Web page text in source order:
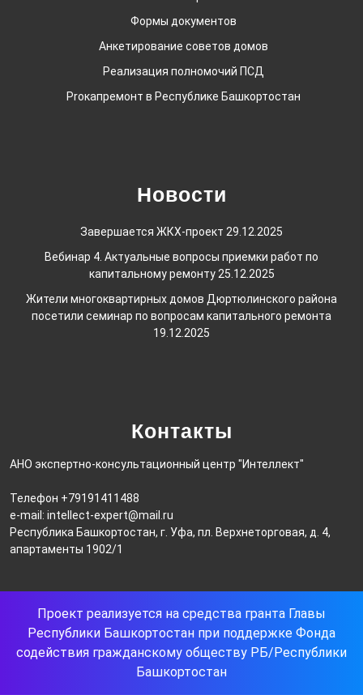
Формы документов
Анкетирование советов домов
Реализация полномочий ПСД
Proкапремонт в Республике Башкортостан
Новости
Завершается ЖКХ-проект 29.12.2025
Вебинар 4. Актуальные вопросы приемки работ по
капитальному ремонту 25.12.2025
Жители многоквартирных домов Дюртюлинского района
посетили семинар по вопросам капитального ремонта
19.12.2025
Контакты
АНО экспертно-консультационный центр "Интеллект"
Телефон +79191411488
e-mail: intellect-expert@mail.ru
Республика Башкортостан, г. Уфа, пл. Верхнеторговая, д. 4,
апартаменты 1902/1
Проект реализуется на средства гранта Главы
Республики Башкортостан при поддержке Фонда
содействия гражданскому обществу РБ/Республики
Башкортостан